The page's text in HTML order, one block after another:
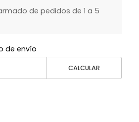
de pedidos de 1 a 5
de envío
CALCULAR